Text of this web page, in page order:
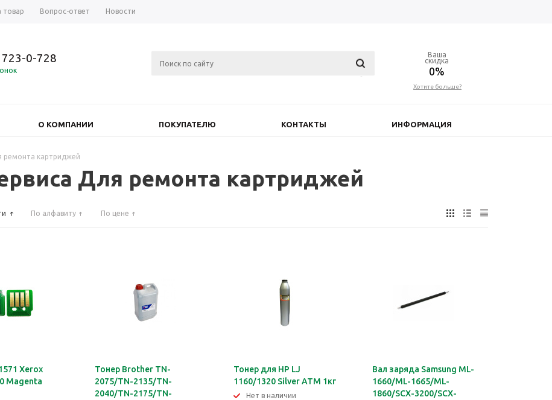
товар Вопрос-ответ Новости
723-0-728 Ваша
скидка
0%
Хотите больше?
О КОМПАНИИ ПОКУПАТЕЛЮ КОНТАКТЫ ИНФОРМАЦИЯ
ремонта картриджей
Для ремонта картриджей
По алфавиту По цене
Xerox
Magenta
Тонер Brother TN-
2075/TN-2135/TN-
2040/TN-2175/TN-
Тонер для HP LJ
1160/1320 Silver ATM 1кг
Нет в наличии
Вал заряда Samsung ML-
1660/ML-1665/ML-
1860/SCX-3200/SCX-